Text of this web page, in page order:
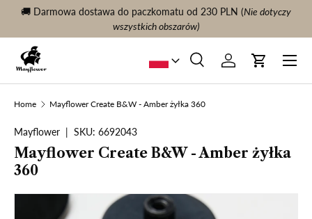
KONTYNUUJ TREŚĆ
🚚 Darmowa dostawa do paczkomatu od 230 PLN (Nie dotyczy
wszystkich obszarów)
Szukaj
SzukajZaloguj sie
Wóz
Menu
Home Mayflower Create B&W - Amber żyłka 360
Mayflower | SKU: 6692043
Mayflower Create B&W - Amber żyłka
360